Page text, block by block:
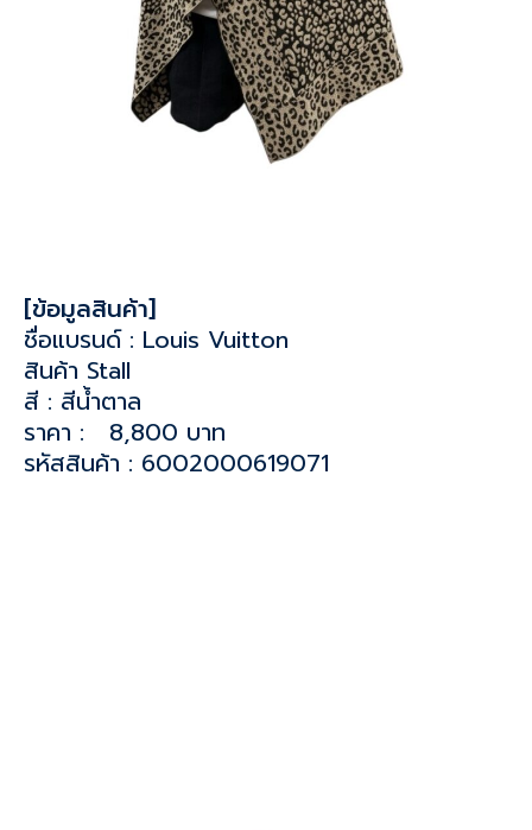
[ข้อมูลสินค้า]
ชื่อแบรนด์ : Louis Vuitton
สินค้า Stall
สี : สีน้ำตาล
ราคา : 8,800 บาท
รหัสสินค้า : 6002000619071